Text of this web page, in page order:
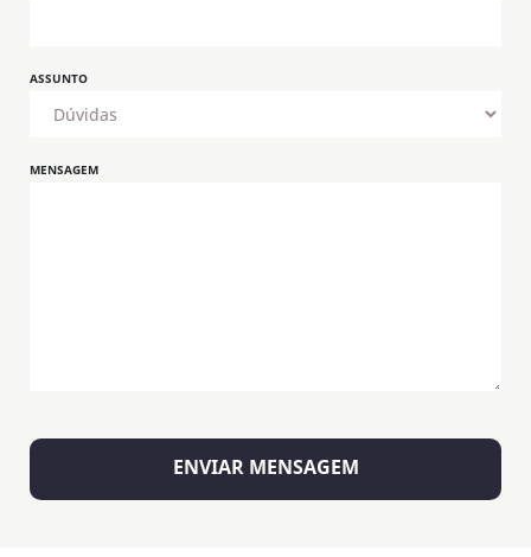
ASSUNTO
MENSAGEM